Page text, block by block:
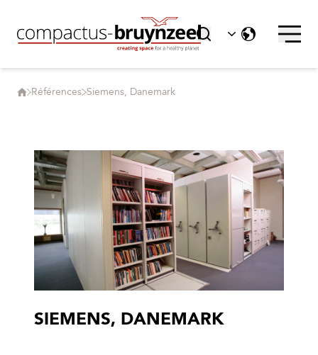
Références Siemens, Danemark
SIEMENS, DANEMARK